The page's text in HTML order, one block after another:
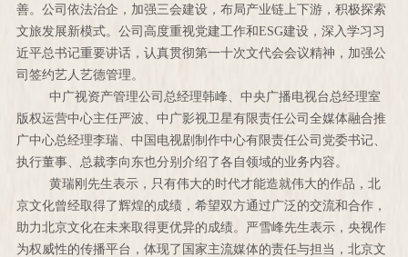
善。公司依法治企，加强三会建设，布局产业链上下游，积极探索
文旅发展新模式。公司高度重视党建工作和ESG建设，深入学习习
近平总书记重要讲话，认真贯彻第一十次文代会会议精神，加强公
司签约艺人艺德管理。
中广视资产管理公司总经理韩峰、中央广播电视台总经理室
版权运营中心主任严波、中广影视卫星有限责任公司全媒体融合推
广中心总经理李瑞、中国电视剧制作中心有限责任公司党委书记、
执行董事、总裁李向东也分别介绍了各自领域的业务内容。
黄瑞刚先生表示，只有伟大的时代才能造就伟大的作品，北
京文化曾经取得了辉煌的成绩，希望双方通过广泛的交流和合作，
助力北京文化在未来取得更优异的成绩。严雪峰先生表示，央视作
为权威性的传播平台，体现了国家主流媒体的责任与担当，北京文